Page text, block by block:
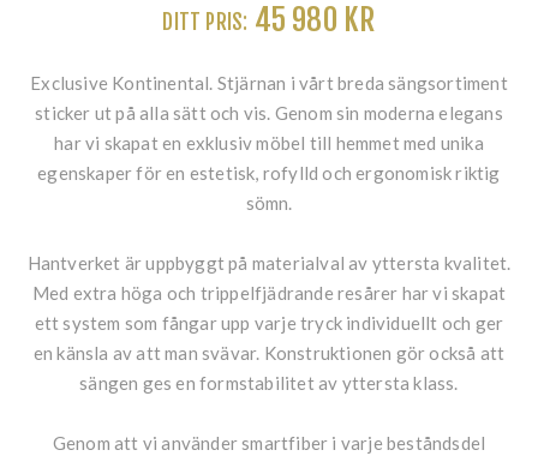
DITT PRIS: 45 980 KR
Exclusive Kontinental. Stjärnan i vårt breda sängsortiment
sticker ut på alla sätt och vis. Genom sin moderna elegans
har vi skapat en exklusiv möbel till hemmet med unika
egenskaper för en estetisk, rofylld och ergonomisk riktig
sömn.
Hantverket är uppbyggt på materialval av yttersta kvalitet.
Med extra höga och trippelfjädrande resårer har vi skapat
ett system som fångar upp varje tryck individuellt och ger
en känsla av att man svävar. Konstruktionen gör också att
sängen ges en formstabilitet av yttersta klass.
Genom att vi använder smartfiber i varje beståndsdel